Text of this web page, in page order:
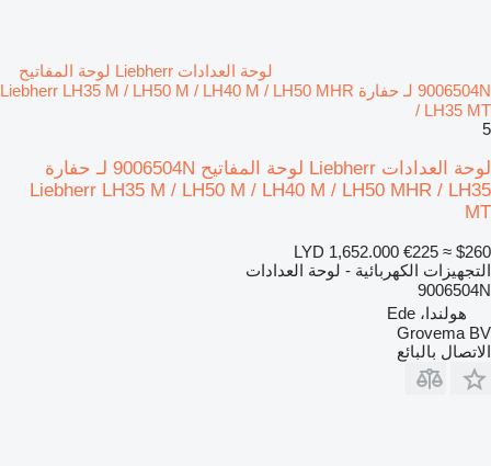
لوحة العدادات Liebherr لوحة المفاتيح
9006504N لـ حفارة Liebherr LH35 M / LH50 M / LH40 M / LH50 MHR
/ LH35 MT
5
لوحة العدادات Liebherr لوحة المفاتيح 9006504N لـ حفارة
Liebherr LH35 M / LH50 M / LH40 M / LH50 MHR / LH35
MT
LYD 1,652.000 €225 ≈ $260
التجهيزات الكهربائية - لوحة العدادات
9006504N
هولندا، Ede
Grovema BV
الاتصال بالبائع